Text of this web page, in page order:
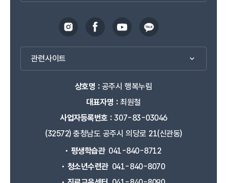
관련사이트
상호명 :공주시 행복누림
대표자명 :최원철
사업자등록번호 :307-83-03046
(32572) 충청남도 공주시 의당로 21(신관동)
평생학습관 041-840-8712
청소년수련관 041-840-8070